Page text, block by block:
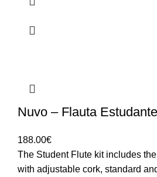
Nuvo – Flauta Estudante
188.00€
The Student Flute kit includes
with adjustable cork, standard